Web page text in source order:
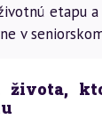
etapu
v
života,